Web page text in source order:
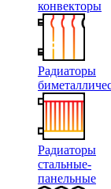
конвекторы
Радиаторы
Радиаторы
стальные-
панельные